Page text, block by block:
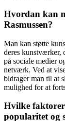
Hvordan kan
Rasmussen?
Man kan støtte
deres kunstværker,
på sociale medier
netværk. Ved at
bidrager man til at
mulighed for at
Hvilke
popularitet og